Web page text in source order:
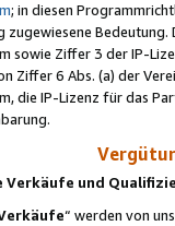
; in diesen
zugewiesene
sowie Ziffer 3 der IP-
Ziffer 6 Abs. (a) der
die IP-Lizenz für das
Verkäufe und
“ werden von